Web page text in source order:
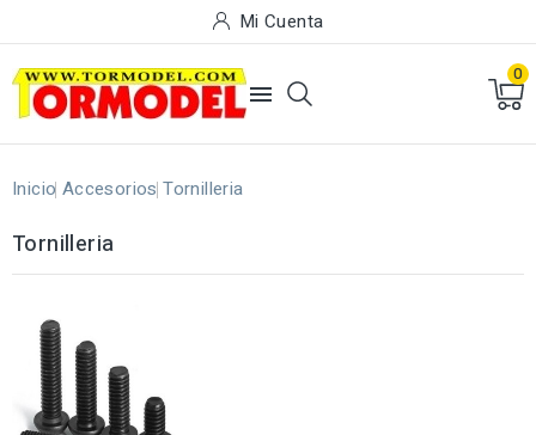
Mi Cuenta

0
Inicio Accesorios Tornilleria
Tornilleria